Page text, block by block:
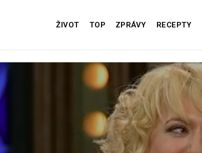
ŽIVOT TOP ZPRÁVY RECEPTY